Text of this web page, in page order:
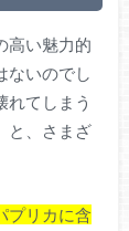
高い魅力的
ないのでし
れてしまう
と、さまざ
プリカに含